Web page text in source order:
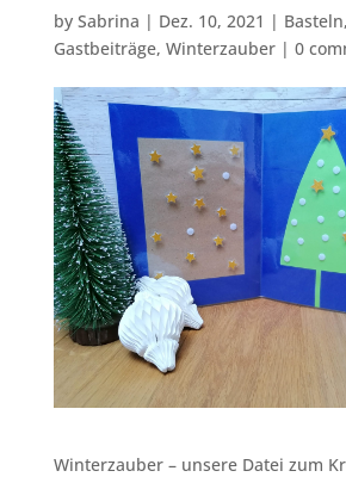
by Sabrina | Dez. 10, 2021 | Basteln,
Gastbeiträge, Winterzauber| 0
Winterzauber – unsere Datei zum